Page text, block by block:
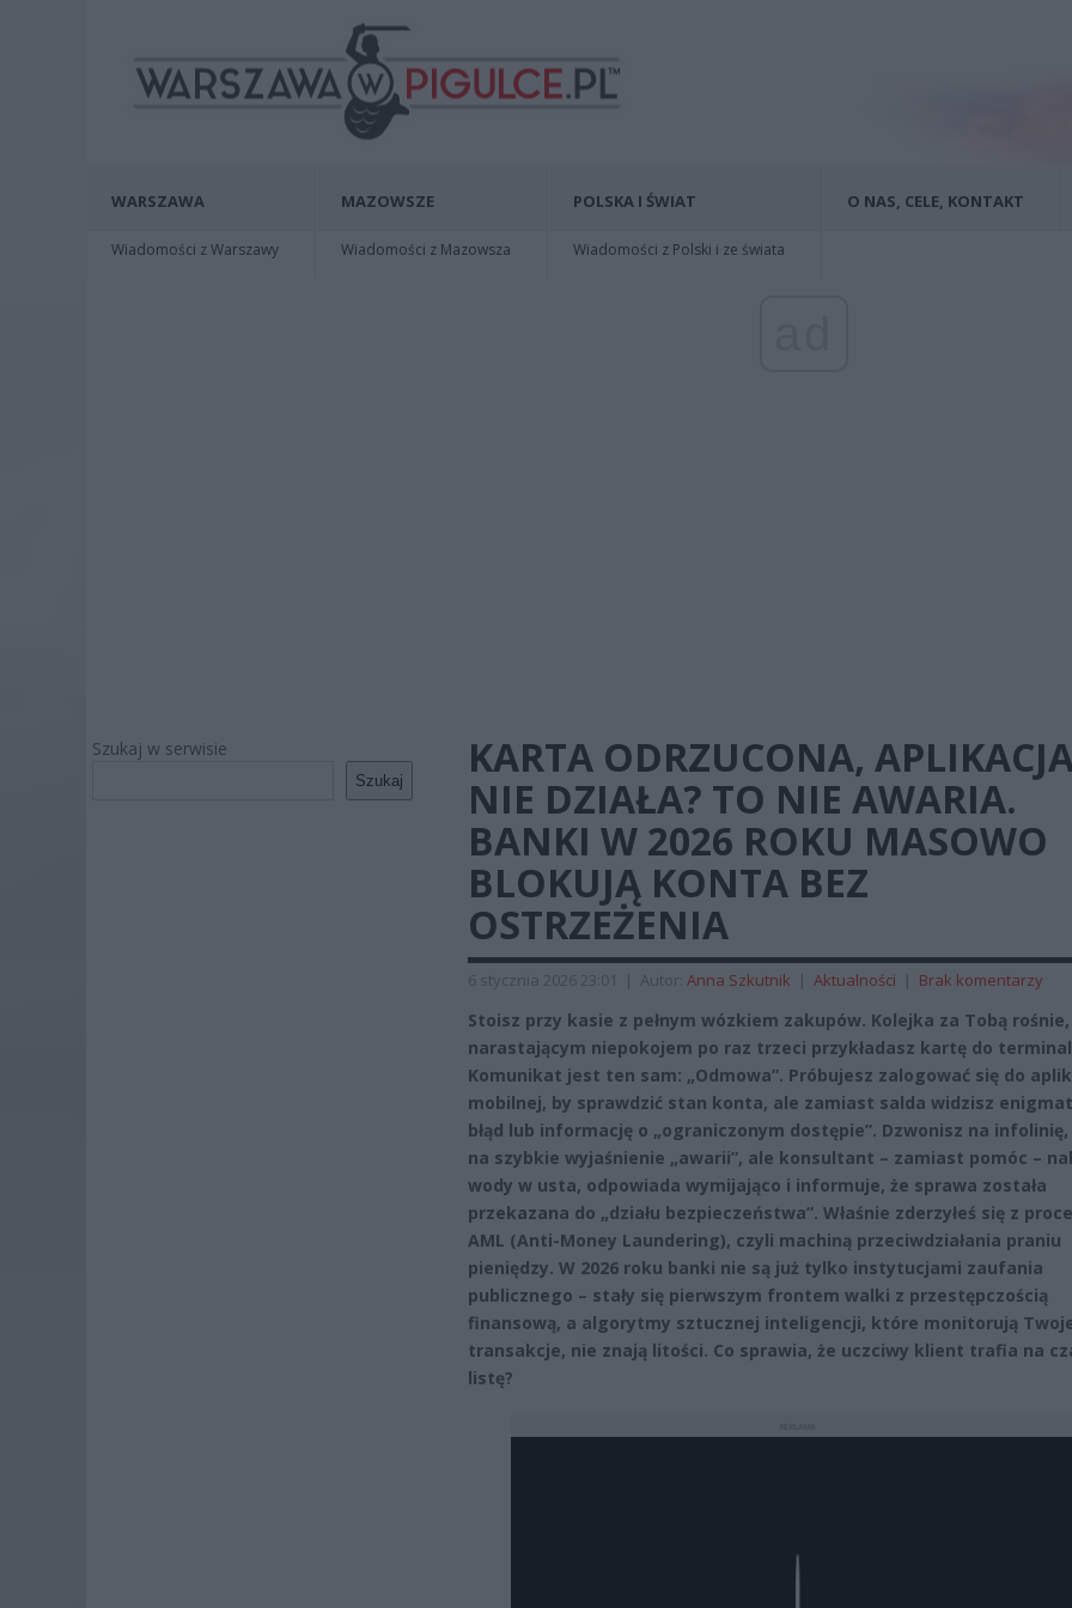
WARSZAWA
Wiadomości z Warszawy
MAZOWSZE
Wiadomości z Mazowsza
POLSKA I ŚWIAT
Wiadomości z Polski i ze świata
O NAS, CELE, KONTAKT
Szukaj w serwisie
Szukaj
KARTA ODRZUCONA,
NIE DZIAŁA? TO NIE AWARIA.
BANKI W 2026 ROKU MASOWO
BLOKUJĄ KONTA BEZ
OSTRZEŻENIA
6 stycznia 2026 23:01 | Autor: Anna Szkutnik | Aktualności | Brak komentarzy
Stoisz przy kasie z pełnym wózkiem zakupów. Kolejka za Tobą
narastającym niepokojem po raz trzeci przykładasz kartę do
Komunikat jest ten sam: „Odmowa”. Próbujesz zalogować się do
mobilnej, by sprawdzić stan konta, ale zamiast salda widzisz
błąd lub informację o „ograniczonym dostępie”. Dzwonisz na infolinię,
na szybkie wyjaśnienie „awarii”, ale konsultant – zamiast pomóc –
wody w usta, odpowiada wymijająco i informuje, że sprawa została
przekazana do „działu bezpieczeństwa”. Właśnie zderzyłeś się z
AML (Anti-Money Laundering), czyli machiną przeciwdziałania praniu
pieniędzy. W 2026 roku banki nie są już tylko instytucjami zaufania
publicznego – stały się pierwszym frontem walki z przestępczością
finansową, a algorytmy sztucznej inteligencji, które monitorują
transakcje, nie znają litości. Co sprawia, że uczciwy klient trafia na
listę?